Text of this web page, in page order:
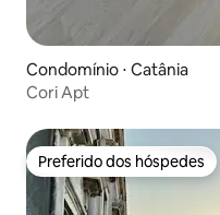
Condomínio ⋅ Catânia
Cori Apt
Preferido dos hóspedes
Preferido dos hóspedes